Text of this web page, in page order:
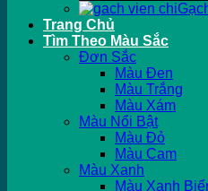
Trang Chủ
Tìm Theo Màu Sắc
Đơn Sắc
Màu Đen
Màu Trắng
Màu Xám
Màu Nổi Bật
Màu Đỏ
Màu Cam
Màu Xanh
Màu Xanh